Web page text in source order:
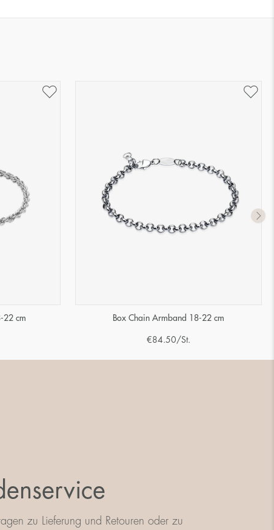
22 cm Box Chain Armband 18-22 cm
€84.50/St.
zu Lieferung und Retouren oder zu